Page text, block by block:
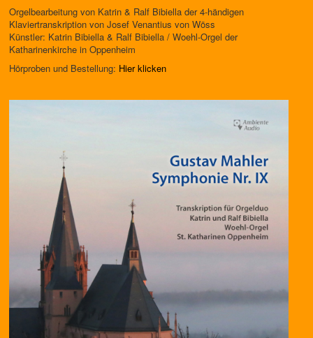
Orgelbearbeitung von Katrin & Ralf Bibiella der 4-händigen
Klaviertranskription von Josef Venantius von Wöss
Künstler: Katrin Bibiella & Ralf Bibiella / Woehl-Orgel der
Katharinenkirche in Oppenheim
Hörproben und Bestellung: Hier klicken